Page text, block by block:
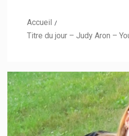
Accueil
Titre du jour – Judy Aron –